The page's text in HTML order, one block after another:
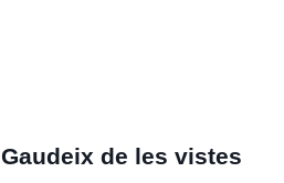
Gaudeix de les vistes